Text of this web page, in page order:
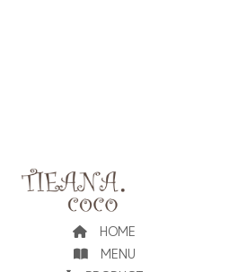
HOME
MENU